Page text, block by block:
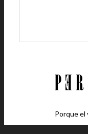
Porque el